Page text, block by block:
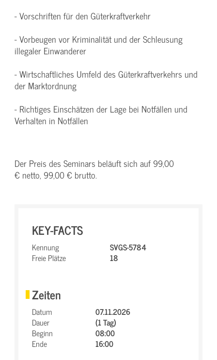
- Vorschriften für den Güterkraftverkehr
- Vorbeugen vor Kriminalität und der Schleusung
illegaler Einwanderer
- Wirtschaftliches Umfeld des Güterkraftverkehrs und
der Marktordnung
- Richtiges Einschätzen der Lage bei Notfällen und
Verhalten in Notfällen
Der Preis des Seminars beläuft sich auf 99,00
€ netto, 99,00 € brutto.
KEY-FACTS
Kennung
SVGS-5784
Freie Plätze
18
Zeiten
Datum
07.11.2026
Dauer
(1 Tag)
Beginn
08:00
Ende
16:00